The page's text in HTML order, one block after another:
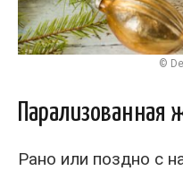
©
Парализованная
Рано или поздно с